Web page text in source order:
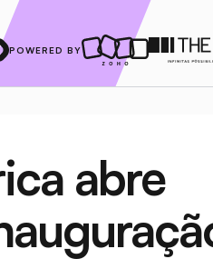
POWERED BY
abre